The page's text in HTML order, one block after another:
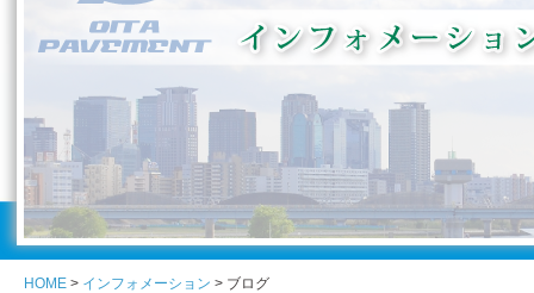
HOME > インフォメーション > ブログ